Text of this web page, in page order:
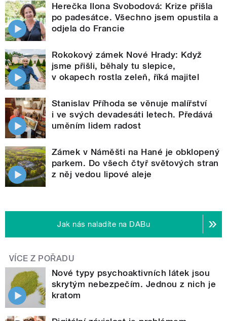
Herečka Ilona Svobodová: Krize přišla
po padesátce. Všechno jsem opustila a
odjela do Francie
Rokokový zámek Nové Hrady: Když
jsme přišli, běhaly tu slepice,
v okapech rostla zeleň, říká majitel
Stanislav Příhoda se věnuje malířství
i ve svých devadesáti letech. Předává
uměním lidem radost
Zámek v Náměšti na Hané je obklopený
parkem. Do všech čtyř světových stran
z něj vedou lipové aleje
Jak nás naladíte na DABu
VÍCE Z POŘADU
Nové typy psychoaktivních látek jsou
skrytým nebezpečím. Jednou z nich je
kratom